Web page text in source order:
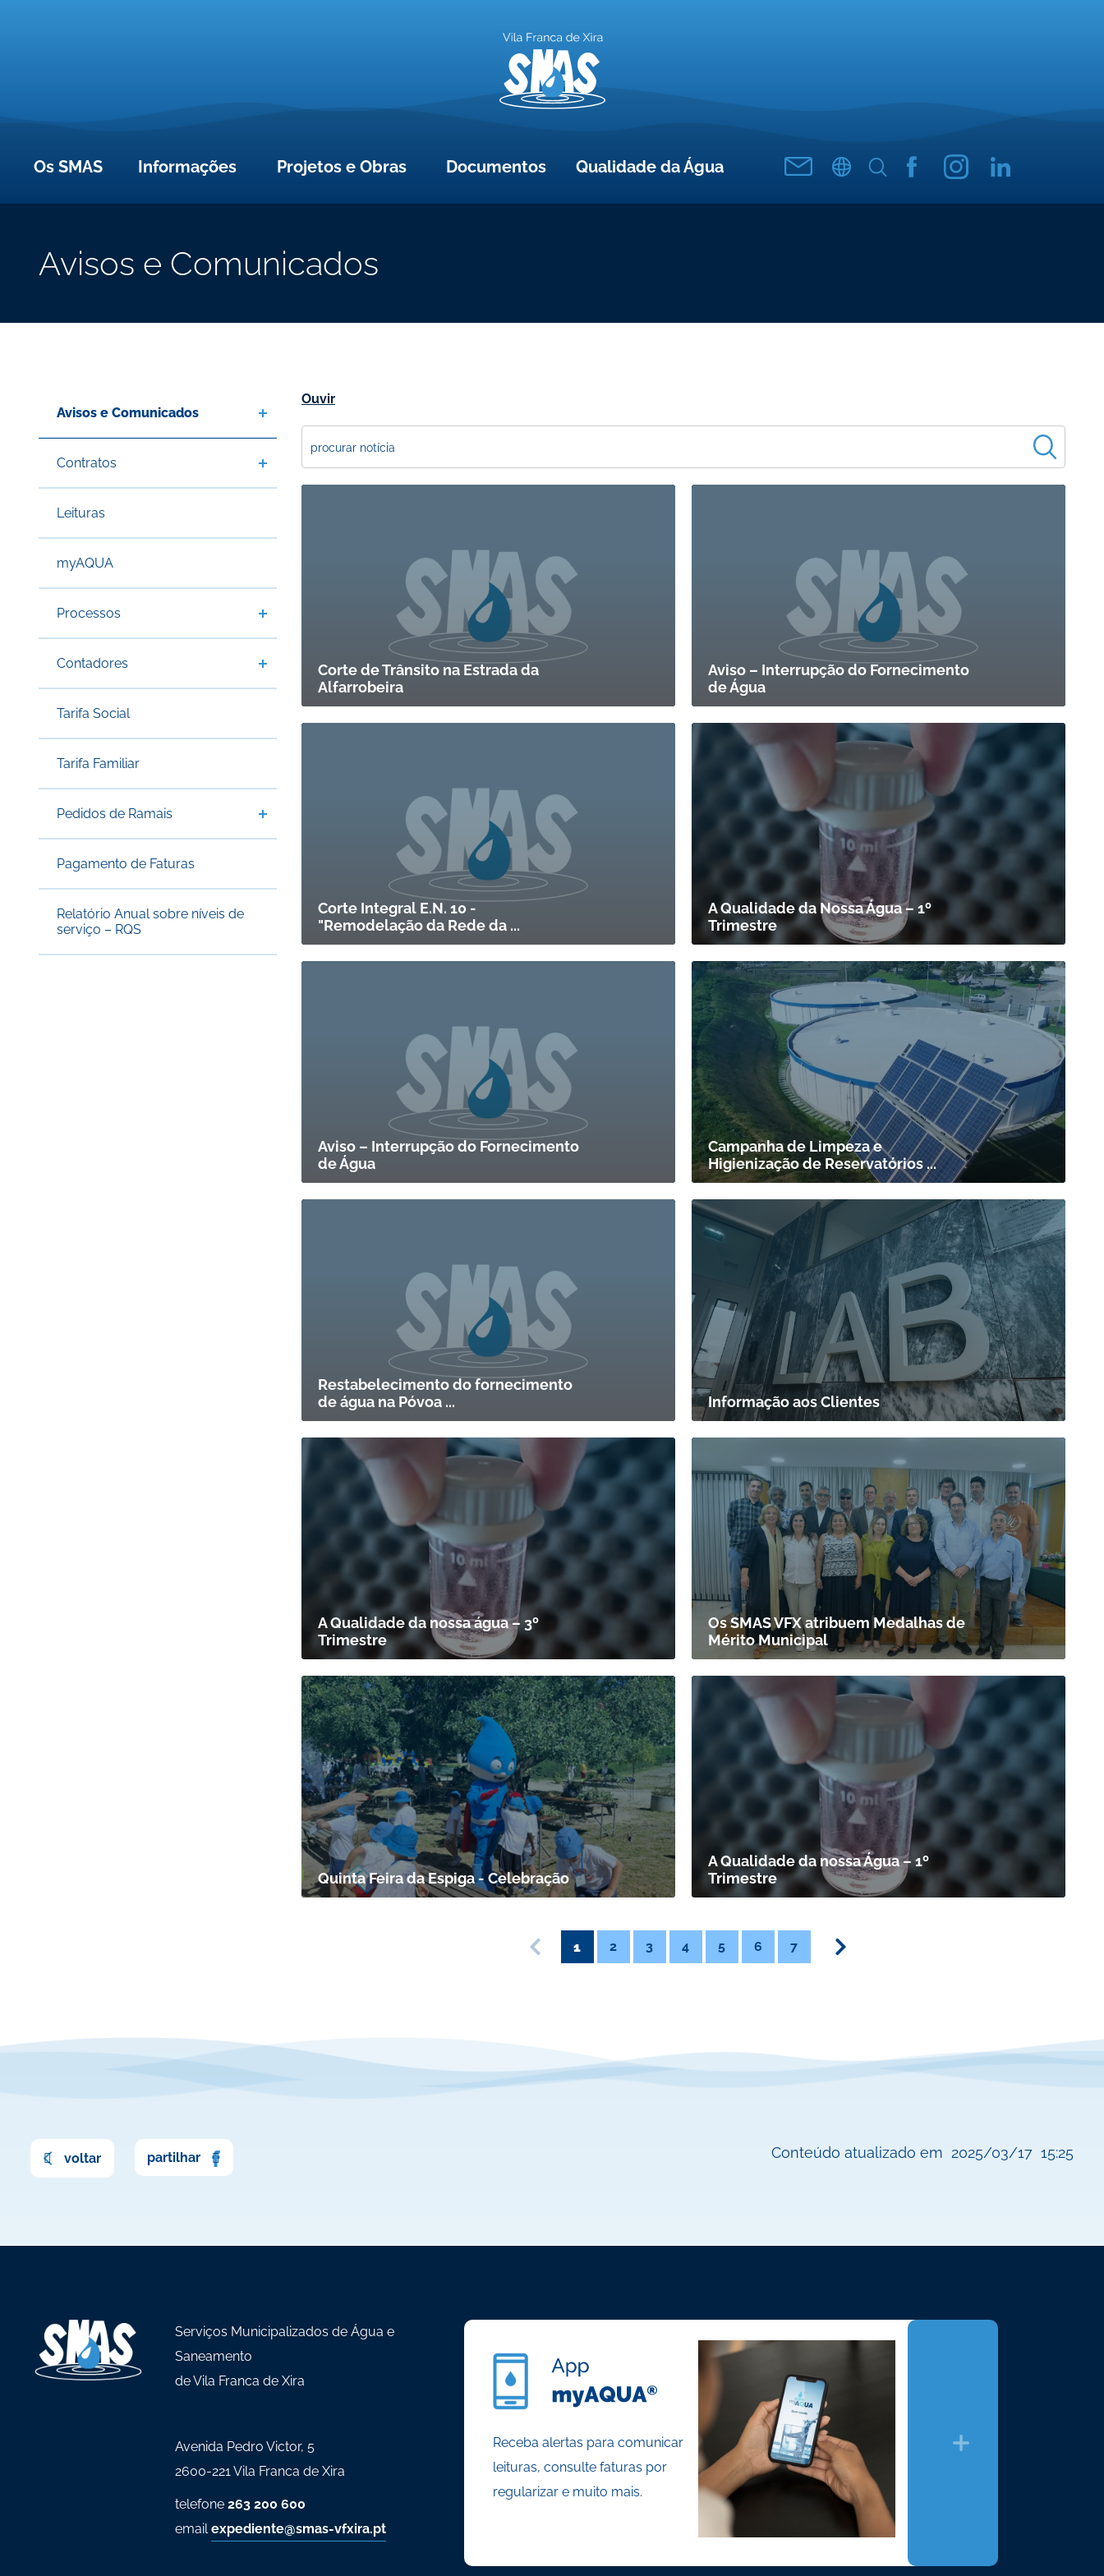
Os SMAS Informações Projetos e Obras Documentos Qualidade da Água
Avisos e Comunicados
Avisos e Comunicados
Contratos
Leituras
myAQUA
Processos
Contadores
Tarifa Social
Tarifa Familiar
Pedidos de Ramais
Pagamento de Faturas
Relatório Anual sobre níveis de
serviço – RQS
Ouvir
Corte de Trânsito na Estrada da
Alfarrobeira
Aviso – Interrupção do Fornecimento
de Água
Corte Integral E.N. 10 -
"Remodelação da Rede da ...
A Qualidade da Nossa Água – 1º
Trimestre
Aviso – Interrupção do Fornecimento
de Água
Campanha de Limpeza e
Higienização de Reservatórios ...
Restabelecimento do fornecimento
de água na Póvoa ...
Informação aos Clientes
A Qualidade da nossa água – 3º
Trimestre
Os SMAS VFX atribuem Medalhas de
Mérito Municipal
Quinta Feira da Espiga - Celebração
A Qualidade da nossa Água – 1º
Trimestre
1 2 3 4 5 6 7
voltar partilhar Conteúdo atualizado em 2025/03/17 15:25
Serviços Municipalizados de Água e
Saneamento
de Vila Franca de Xira
Avenida Pedro Victor, 5
2600-221 Vila Franca de Xira
telefone263 200 600
emailexpediente@smas-vfxira.pt
Receba alertas para comunicar
leituras, consulte faturas por
regularizar e muito mais.